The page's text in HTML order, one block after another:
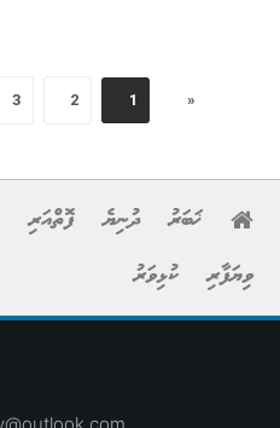
«
1
2
3
ޚަބަރު ދުނިޔެ ފޮތްއަރި
ވިޔަފާރި
ކުޅިވަރު